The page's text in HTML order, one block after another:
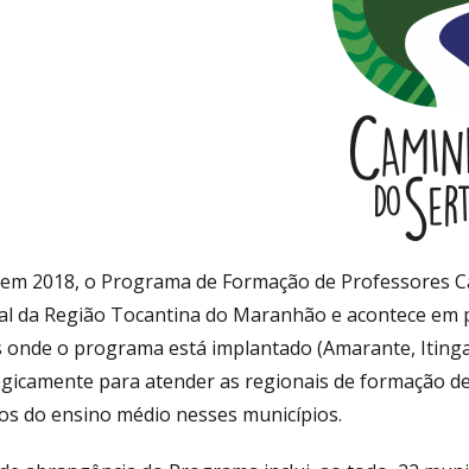
2018, o Programa de Formação de Professores
da Região Tocantina do Maranhão e acontece
onde o programa está implantado (Amarante,
para atender as regionais de formação
do ensino médio nesses municípios.